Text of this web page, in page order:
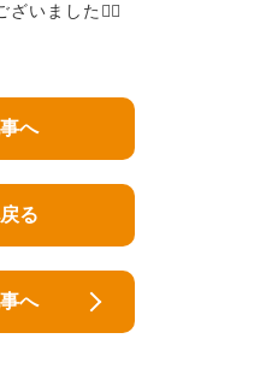
いました🙇‍♀️
へ
る
へ